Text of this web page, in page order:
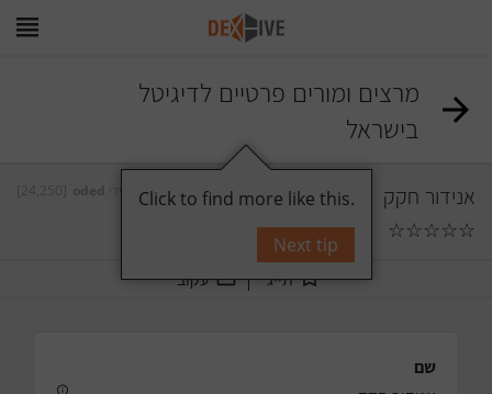
מרצים ומורים פרטיים לדיגיטל
בישראל
אנידור חקק
☆
☆
☆
☆
☆
0 תגובות
תייג עקוב
שם
Click to find more like this.
Next tip